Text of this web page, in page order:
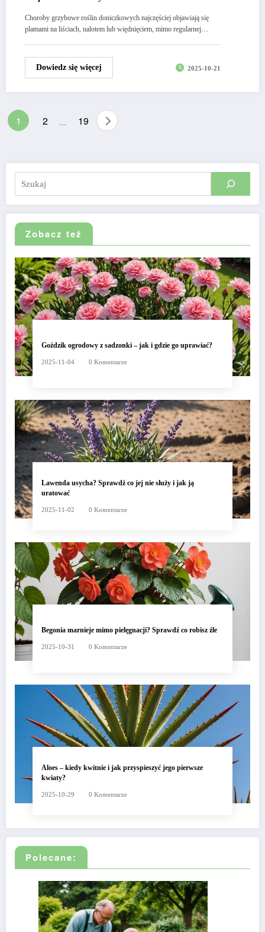
Choroby grzybowe roślin doniczkowych najczęściej objawiają się
plamami na liściach, nalotem lub więdnięciem, mimo regularnej…
Dowiedz się więcej 2025-10-21
Stronicowanie
1 2 19
Szukaj
Zobacz też
Goździk ogrodowy z sadzonki – jak i gdzie go uprawiać?
2025-11-04 0 Komentarze
Lawenda usycha? Sprawdź co jej nie służy i jak ją
uratować
2025-11-02 0 Komentarze
Begonia marnieje mimo pielęgnacji? Sprawdź co robisz źle
2025-10-31 0 Komentarze
Aloes – kiedy kwitnie i jak przyspieszyć jego pierwsze
kwiaty?
2025-10-29 0 Komentarze
Polecane: